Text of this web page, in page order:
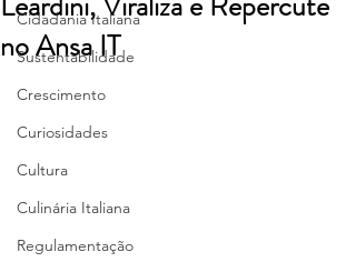
Cidadania Italiana
Sustentabilidade
Crescimento
Curiosidades
Cultura
Culinária Italiana
Regulamentação
no Ansa IT